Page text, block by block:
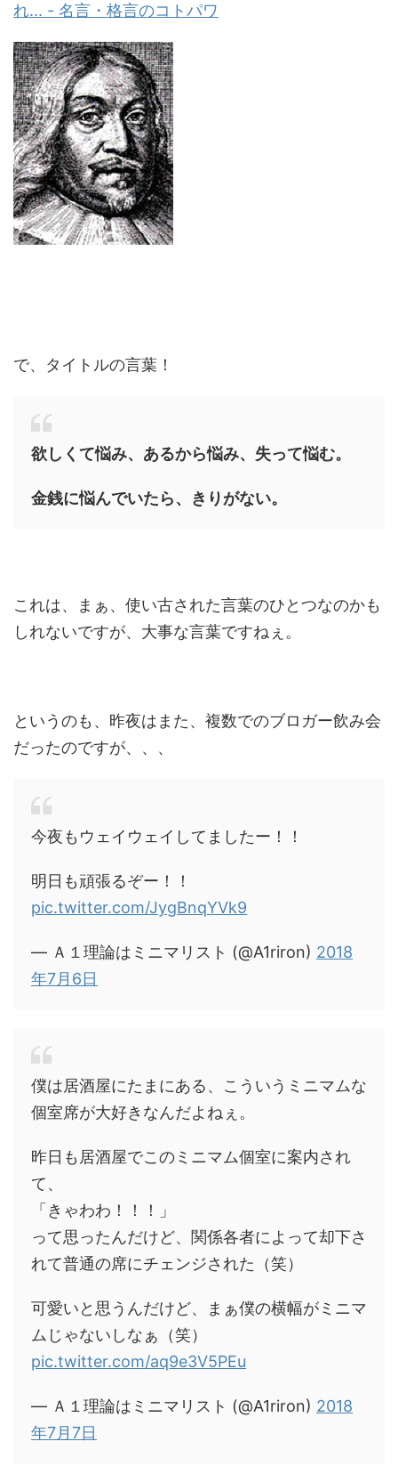
れ... - 名言・格言のコトパワ
で、タイトルの言葉！
欲しくて悩み、あるから悩み、失って悩む。
金銭に悩んでいたら、きりがない。
これは、まぁ、使い古された言葉のひとつなのかも
しれないですが、大事な言葉ですねぇ。
というのも、昨夜はまた、複数でのブロガー飲み会
だったのですが、、、
今夜もウェイウェイしてましたー！！
明日も頑張るぞー！！
pic.twitter.com/JygBnqYVk9
— Ａ１理論はミニマリスト (@A1riron) 2018
年7月6日
僕は居酒屋にたまにある、こういうミニマムな
個室席が大好きなんだよねぇ。
昨日も居酒屋でこのミニマム個室に案内され
て、
「きゃわわ！！！」
って思ったんだけど、関係各者によって却下さ
れて普通の席にチェンジされた（笑）
可愛いと思うんだけど、まぁ僕の横幅がミニマ
ムじゃないしなぁ（笑）
pic.twitter.com/aq9e3V5PEu
— Ａ１理論はミニマリスト (@A1riron) 2018
年7月7日